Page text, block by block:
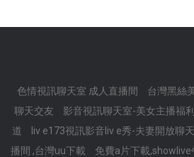
色情視訊聊天室 成人直播間 台灣黑絲
聊天交友
影音視訊聊天室-美女主播福
道
liv e173視訊影音liv e秀-夫妻開放聊
播間 ,台灣uu下載
免費a片下載